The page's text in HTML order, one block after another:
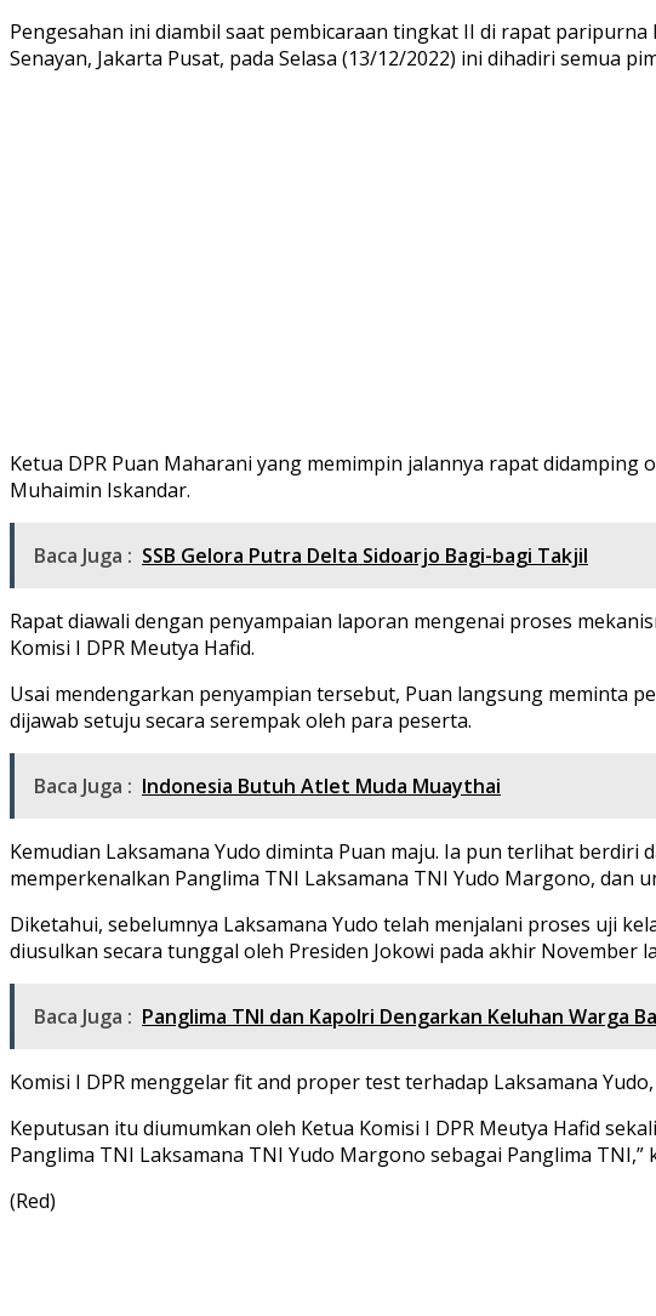
Pengesahan ini diambil saat pembicaraan tingkat II di rapat
Senayan, Jakarta Pusat, pada Selasa (13/12/2022) ini dihadiri semua
Ketua DPR Puan Maharani yang memimpin jalannya rapat didamping
Muhaimin Iskandar.
Baca Juga : SSB Gelora Putra Delta Sidoarjo Bagi-bagi Takjil
Rapat diawali dengan penyampaian laporan mengenai proses
Komisi I DPR Meutya Hafid.
Usai mendengarkan penyampian tersebut, Puan langsung meminta
dijawab setuju secara serempak oleh para peserta.
Baca Juga : Indonesia Butuh Atlet Muda Muaythai
Kemudian Laksamana Yudo diminta Puan maju. Ia pun terlihat berdiri
memperkenalkan Panglima TNI Laksamana TNI Yudo Margono, dan
Diketahui, sebelumnya Laksamana Yudo telah menjalani proses uji
diusulkan secara tunggal oleh Presiden Jokowi pada akhir November
Baca Juga : Panglima TNI dan Kapolri Dengarkan Keluhan Warga
Komisi I DPR menggelar fit and proper test terhadap Laksamana
Keputusan itu diumumkan oleh Ketua Komisi I DPR Meutya Hafid
Panglima TNI Laksamana TNI Yudo Margono sebagai Panglima
(Red)